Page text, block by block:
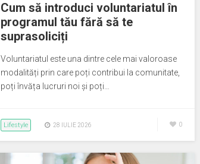
Cum să introduci voluntariatul în
programul tău fără să te
suprasoliciți
Voluntariatul este una dintre cele mai valoroase
modalități prin care poți contribui la comunitate,
poți învăța lucruri noi și poți…
Lifestyle 28 IULIE 2026 0